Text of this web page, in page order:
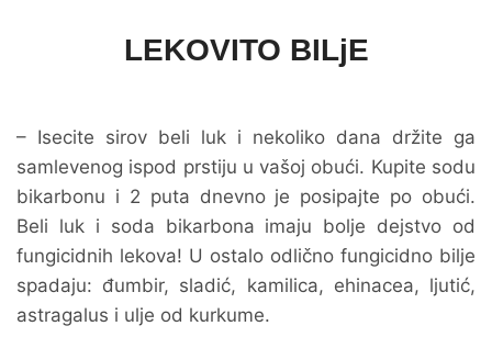
LEKOVITO BILjE
– Isecite sirov beli luk i nekoliko dana držite ga
samlevenog ispod prstiju u vašoj obući. Kupite sodu
bikarbonu i 2 puta dnevno je posipajte po obući.
Beli luk i soda bikarbona imaju bolje dejstvo od
fungicidnih lekova! U ostalo odlično fungicidno bilje
spadaju: đumbir, sladić, kamilica, ehinacea, ljutić,
astragalus i ulje od kurkume.